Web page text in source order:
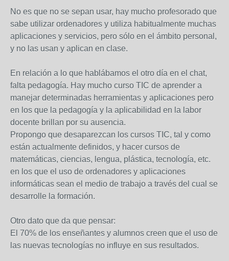
No es que no se sepan usar, hay mucho profesorado que
sabe utilizar ordenadores y utiliza habitualmente muchas
aplicaciones y servicios, pero sólo en el ámbito personal,
y no las usan y aplican en clase.
En relación a lo que hablábamos el otro día en el chat,
falta pedagogía. Hay mucho curso TIC de aprender a
manejar determinadas herramientas y aplicaciones pero
en los que la pedagogía y la aplicabilidad en la labor
docente brillan por su ausencia.
Propongo que desaparezcan los cursos TIC, tal y como
están actualmente definidos, y hacer cursos de
matemáticas, ciencias, lengua, plástica, tecnología, etc.
en los que el uso de ordenadores y aplicaciones
informáticas sean el medio de trabajo a través del cual se
desarrolle la formación.
Otro dato que da que pensar:
El 70% de los enseñantes y alumnos creen que el uso de
las nuevas tecnologías no influye en sus resultados.